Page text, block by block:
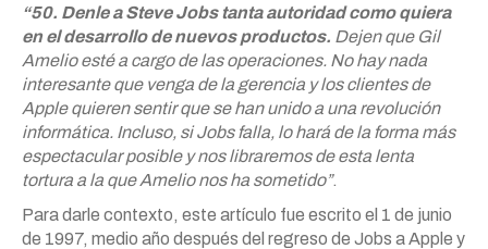
“50. Denle a Steve Jobs tanta autoridad como quiera
en el desarrollo de nuevos productos. Dejen que Gil
Amelio esté a cargo de las operaciones. No hay nada
interesante que venga de la gerencia y los clientes de
Apple quieren sentir que se han unido a una revolución
informática. Incluso, si Jobs falla, lo hará de la forma más
espectacular posible y nos libraremos de esta lenta
tortura a la que Amelio nos ha sometido”.
Para darle contexto, este artículo fue escrito el 1 de junio
de 1997, medio año después del regreso de Jobs a Apple y